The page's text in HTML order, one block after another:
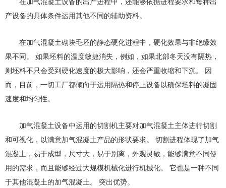
在加气混凝土设备的出产进程中，还能够依据进程要求和每种出
产设备的具体条件运用其他不同的辅助资料。
在加气混凝土砌块毛坯的静态硬化进程中，硬化效果与非绝缘效
果不同。 如果坯料的温度敏捷消失，例如，如果北部冬天没有隔热，
则坯料不只会受到硬化速度的极大影响，还会严重收缩和下沉。 因
而，目前，一切工厂都倾向于运用隔热和停止设备以确保坯料的凝固
速度和均匀性。
加气混凝土设备中运用的切割机主要对加气混凝土主体进行切割
和可视化，以满意加气混凝土产品的形状要求。 切割进程体现了加气
混凝土，易于成型，尺寸大，易于别离，外观灵敏，能够满意不同使
用的需求，而且能够经过大规模机械化进行机械化。 它也是一种不同
于其他混凝土的加气混凝土。 突出优势。